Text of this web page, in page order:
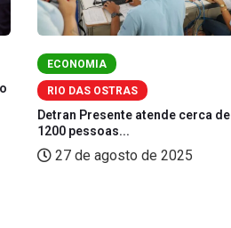
ECONOMIA
RIO DAS OSTRAS
Detran Presente atende cerca de
1200 pessoas...
27 de agosto de 2025